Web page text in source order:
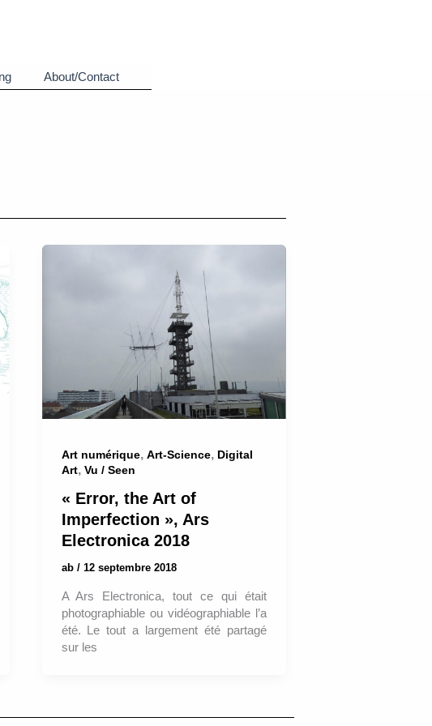
About/Contact
Art numérique, Art-Science, Digital
Art, Vu / Seen
« Error, the Art of
Imperfection », Ars
Electronica 2018
ab / 12 septembre 2018
A Ars Electronica, tout ce qui était
photographiable ou vidéographiable l’a
été. Le tout a largement été partagé
sur les